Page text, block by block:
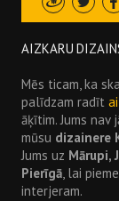
Draugiem
AIZKARU
Mēs ticam, ka
palīdzam radīt
āķītim. Jums
mūsu dizainere
Jums uz Mārupi,
Pierīgā, lai
interjeram.